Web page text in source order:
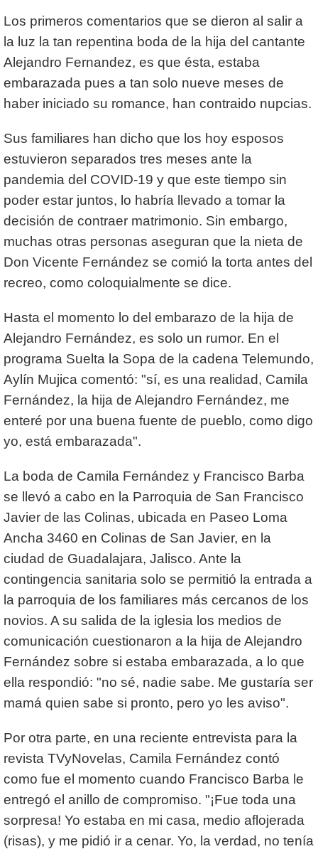
Los primeros comentarios que se dieron al salir a
la luz la tan repentina boda de la hija del cantante
Alejandro Fernandez, es que ésta, estaba
embarazada pues a tan solo nueve meses de
haber iniciado su romance, han contraido nupcias.
Sus familiares han dicho que los hoy esposos
estuvieron separados tres meses ante la
pandemia del COVID-19 y que este tiempo sin
poder estar juntos, lo habría llevado a tomar la
decisión de contraer matrimonio. Sin embargo,
muchas otras personas aseguran que la nieta de
Don Vicente Fernández se comió la torta antes del
recreo, como coloquialmente se dice.
Hasta el momento lo del embarazo de la hija de
Alejandro Fernández, es solo un rumor. En el
programa Suelta la Sopa de la cadena Telemundo,
Aylín Mujica comentó: "sí, es una realidad, Camila
Fernández, la hija de Alejandro Fernández, me
enteré por una buena fuente de pueblo, como digo
yo, está embarazada".
La boda de Camila Fernández y Francisco Barba
se llevó a cabo en la Parroquia de San Francisco
Javier de las Colinas, ubicada en Paseo Loma
Ancha 3460 en Colinas de San Javier, en la
ciudad de Guadalajara, Jalisco. Ante la
contingencia sanitaria solo se permitió la entrada a
la parroquia de los familiares más cercanos de los
novios. A su salida de la iglesia los medios de
comunicación cuestionaron a la hija de Alejandro
Fernández sobre si estaba embarazada, a lo que
ella respondió: "no sé, nadie sabe. Me gustaría ser
mamá quien sabe si pronto, pero yo les aviso".
Por otra parte, en una reciente entrevista para la
revista TVyNovelas, Camila Fernández contó
como fue el momento cuando Francisco Barba le
entregó el anillo de compromiso. "¡Fue toda una
sorpresa! Yo estaba en mi casa, medio aflojerada
(risas), y me pidió ir a cenar. Yo, la verdad, no tenía